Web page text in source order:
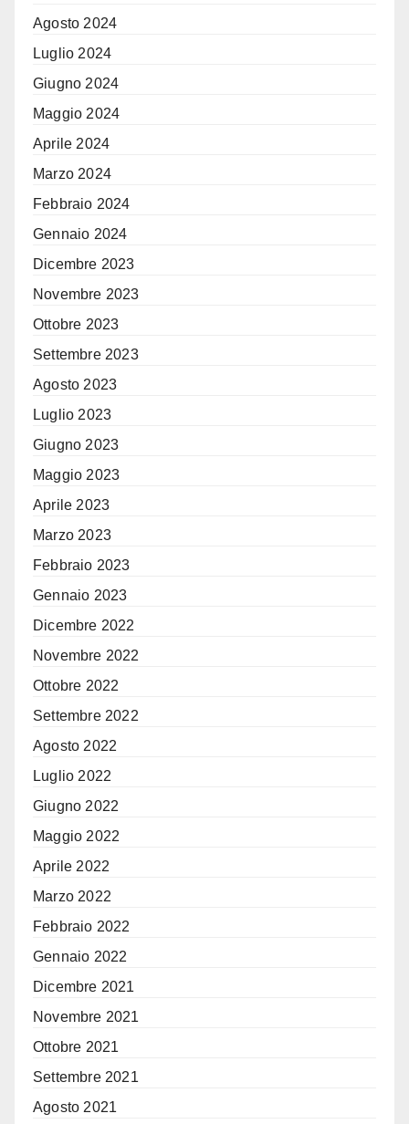
Agosto 2024
Luglio 2024
Giugno 2024
Maggio 2024
Aprile 2024
Marzo 2024
Febbraio 2024
Gennaio 2024
Dicembre 2023
Novembre 2023
Ottobre 2023
Settembre 2023
Agosto 2023
Luglio 2023
Giugno 2023
Maggio 2023
Aprile 2023
Marzo 2023
Febbraio 2023
Gennaio 2023
Dicembre 2022
Novembre 2022
Ottobre 2022
Settembre 2022
Agosto 2022
Luglio 2022
Giugno 2022
Maggio 2022
Aprile 2022
Marzo 2022
Febbraio 2022
Gennaio 2022
Dicembre 2021
Novembre 2021
Ottobre 2021
Settembre 2021
Agosto 2021